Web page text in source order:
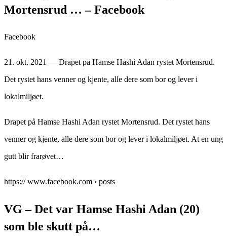
Mortensrud … – Facebook
Facebook
21. okt. 2021 — Drapet på Hamse Hashi Adan rystet Mortensrud.
Det rystet hans venner og kjente, alle dere som bor og lever i
lokalmiljøet.
Drapet på Hamse Hashi Adan rystet Mortensrud. Det rystet hans
venner og kjente, alle dere som bor og lever i lokalmiljøet. At en ung
gutt blir frarøvet…
https:// www.facebook.com › posts
VG – Det var Hamse Hashi Adan (20)
som ble skutt på…